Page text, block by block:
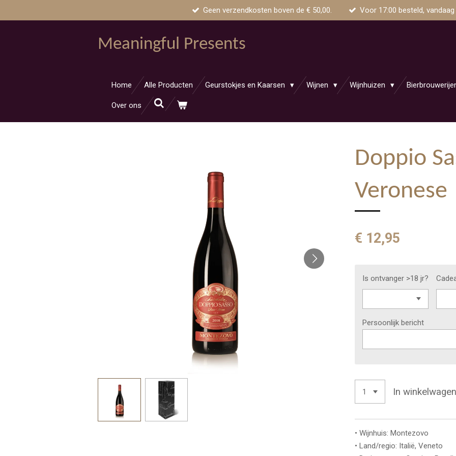
Geen verzendkosten boven de € 50,00. Voor 17:00 besteld,
Meaningful Presents
Home Alle Producten Geurstokjes en Kaarsen Wijnen Wijnhuizen
Over ons
Doppio
Veronese
€ 12,95
Is ontvanger >18 jr?
Persoonlijk bericht
In winkelwagen
• Wijnhuis: Montezovo
• Land/regio: Italië, Veneto